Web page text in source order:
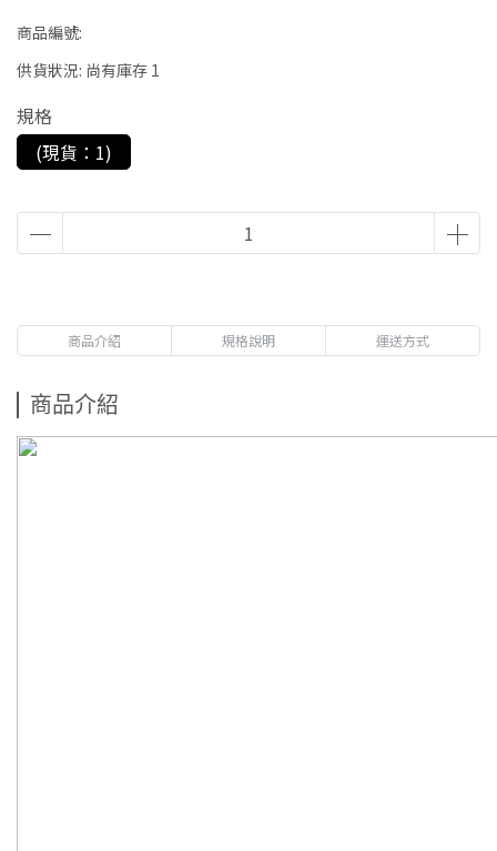
商品編號:
供貨狀況: 尚有庫存 1
規格
(現貨：1)
商品介紹 規格說明 運送方式
商品介紹